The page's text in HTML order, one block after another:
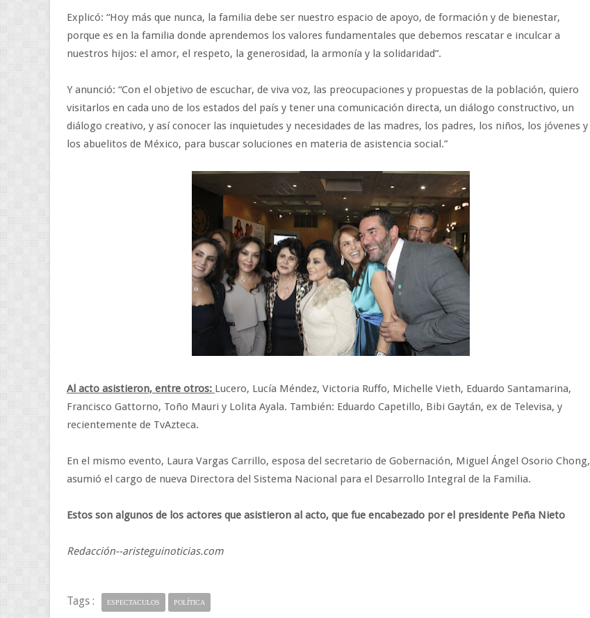
Explicó: “Hoy más que nunca, la familia debe ser nuestro espacio de apoyo, de formación y de bienestar,
porque es en la familia donde aprendemos los valores fundamentales que debemos rescatar e inculcar a
nuestros hijos: el amor, el respeto, la generosidad, la armonía y la solidaridad”.
Y anunció: “Con el objetivo de escuchar, de viva voz, las preocupaciones y propuestas de la población, quiero
visitarlos en cada uno de los estados del país y tener una comunicación directa, un diálogo constructivo, un
diálogo creativo, y así conocer las inquietudes y necesidades de las madres, los padres, los niños, los jóvenes y
los abuelitos de México, para buscar soluciones en materia de asistencia social.”
Al acto asistieron, entre otros: Lucero, Lucía Méndez, Victoria Ruffo, Michelle Vieth, Eduardo Santamarina,
Francisco Gattorno, Toño Mauri y Lolita Ayala. También: Eduardo Capetillo, Bibi Gaytán, ex de Televisa, y
recientemente de TvAzteca.
En el mismo evento, Laura Vargas Carrillo, esposa del secretario de Gobernación, Miguel Ángel Osorio Chong,
asumió el cargo de nueva Directora del Sistema Nacional para el Desarrollo Integral de la Familia.
Estos son algunos de los actores que asistieron al acto, que fue encabezado por el presidente Peña Nieto
Redacción--aristeguinoticias.com
Tags : ESPECTACULOS POLÍTICA